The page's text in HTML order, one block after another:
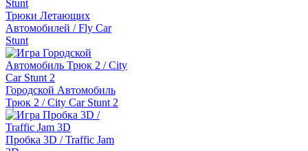
Трюки Летающих
Автомобилей / Fly Car
Stunt
Городской Автомобиль
Трюк 2 / City Car Stunt 2
Пробка 3D / Traffic Jam